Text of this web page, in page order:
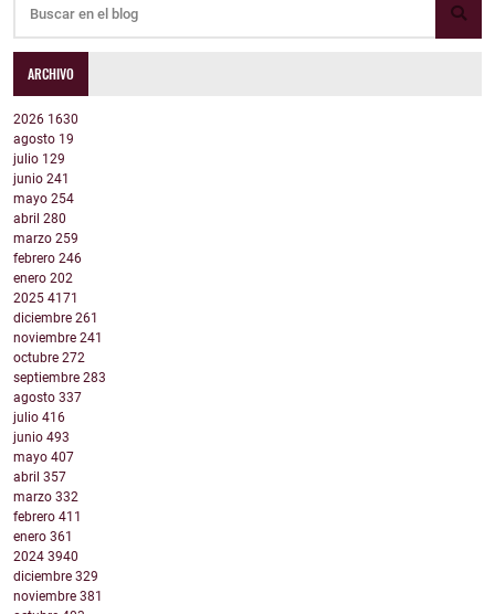
ARCHIVO
2026 1630
agosto 19
julio 129
junio 241
mayo 254
abril 280
marzo 259
febrero 246
enero 202
2025 4171
diciembre 261
noviembre 241
octubre 272
septiembre 283
agosto 337
julio 416
junio 493
mayo 407
abril 357
marzo 332
febrero 411
enero 361
2024 3940
diciembre 329
noviembre 381